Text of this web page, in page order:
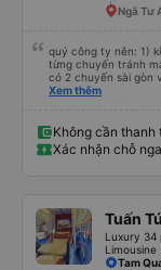
Ngã Tư
quý công ty nên: 1) kiểm tra và dán tem hành lý cho khách theo màu của
từng chuyến tránh
có 2 chuyến sài gòn và
thân thiết của quý
thì chắc chắn quy
nhơn. rất cảm ơn quý anh chị em cty cũng như chị Thảo đã lắng nghe và
tiếp nhận. " khách
Xem thêm
Không cần thanh
Xác nhận chỗ
Tuấn
Luxury 34
Limousine
Tam